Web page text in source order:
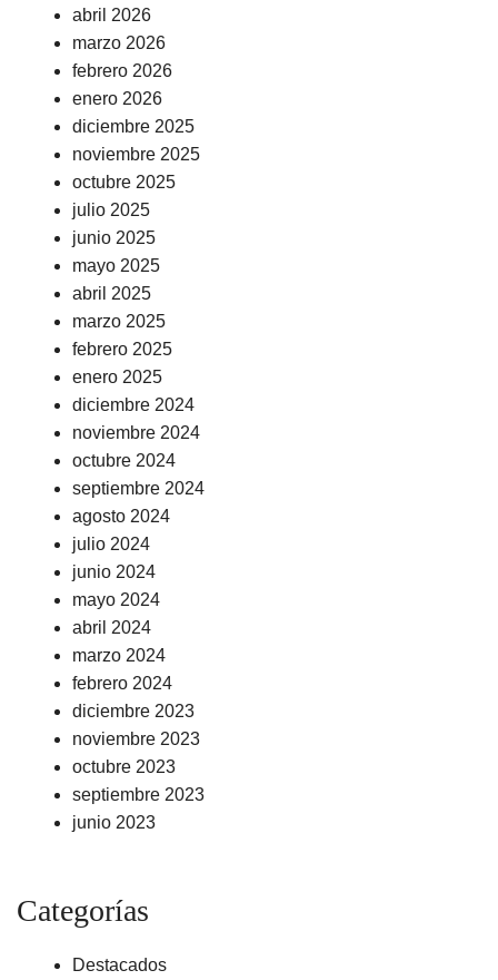
abril 2026
marzo 2026
febrero 2026
enero 2026
diciembre 2025
noviembre 2025
octubre 2025
julio 2025
junio 2025
mayo 2025
abril 2025
marzo 2025
febrero 2025
enero 2025
diciembre 2024
noviembre 2024
octubre 2024
septiembre 2024
agosto 2024
julio 2024
junio 2024
mayo 2024
abril 2024
marzo 2024
febrero 2024
diciembre 2023
noviembre 2023
octubre 2023
septiembre 2023
junio 2023
Categorías
Destacados